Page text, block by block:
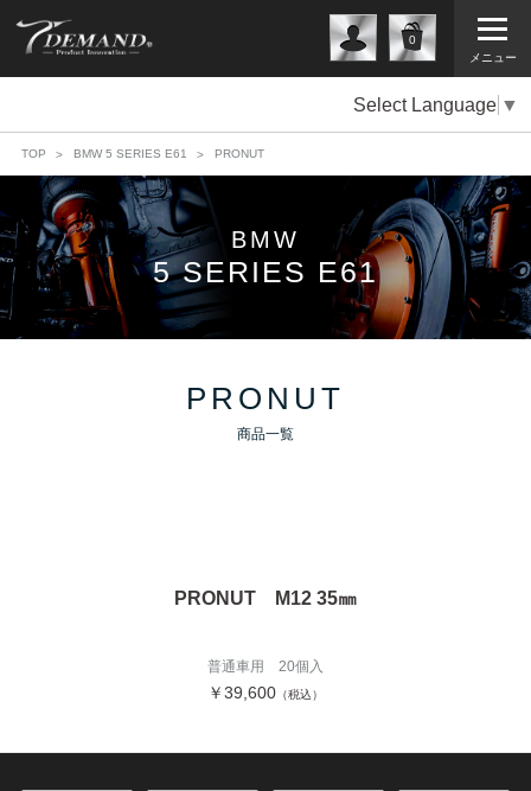
メニュー
0
Select Language ▼
TOP BMW 5 SERIES E61 PRONUT
BMW
5 SERIES E61
PRONUT
商品一覧
PRONUT M12 35㎜
普通車用 20個入
￥39,600 （税込）